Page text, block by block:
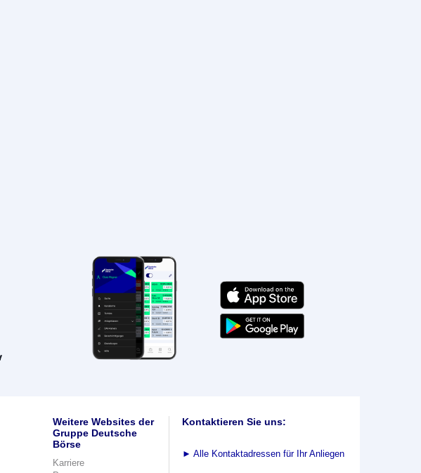
Weitere Websites der
Gruppe Deutsche
Börse
Karriere
Kontaktieren Sie uns:
► Alle Kontaktadressen für Ihr Anliegen